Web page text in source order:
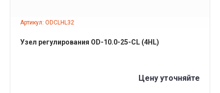
Артикул: ODCLHL32
Узел регулирования OD-10.0-25-CL (4HL)
Цену уточняйте